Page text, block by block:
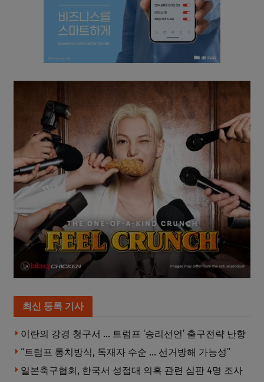
최신 등록 기사
이란의 강경 청구서 … 트럼프 ‘승리선언’ 출구전략 난항
“트럼프 통치방식, 독재자 수순 … 선거방해 가능성”
일본축구협회, 한국서 성접대 의혹 관련 심판 4명 조사